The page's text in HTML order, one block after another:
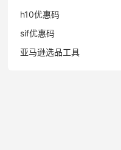
h10优惠码
sif优惠码
亚马逊选品工具